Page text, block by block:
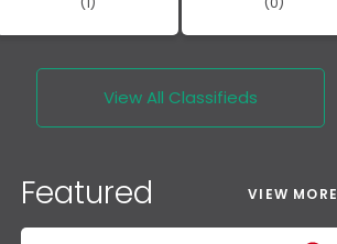
View All Classifieds
Featured VIEW MORE